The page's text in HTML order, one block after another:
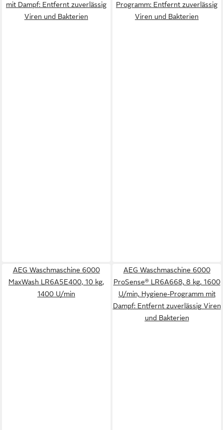
mit Dampf: Entfernt zuverlässig
Viren und Bakterien
Programm: Entfernt zuverlässig
Viren und Bakterien
AEG Waschmaschine 6000
MaxWash LR6A5E400, 10 kg,
1400 U/min
AEG Waschmaschine 6000
ProSense® LR6A668, 8 kg, 1600
U/min, Hygiene-Programm mit
Dampf: Entfernt zuverlässig Viren
und Bakterien